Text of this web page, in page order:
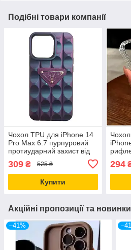
Подібні товари компанії
Чохол TPU для iPhone 14
Pro Max 6.7 пурпуровий
протиударний захист від
309 ₴ 525 ₴
Купити
294
Акційні пропозиції та новинки
–41%